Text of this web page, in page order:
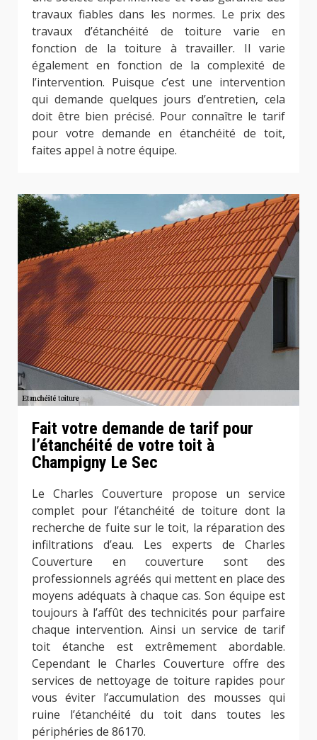
travaux fiables dans les normes. Le prix des
travaux d’étanchéité de toiture varie en
fonction de la toiture à travailler. Il varie
également en fonction de la complexité de
l’intervention. Puisque c’est une intervention
qui demande quelques jours d’entretien, cela
doit être bien précisé. Pour connaître le tarif
pour votre demande en étanchéité de toit,
faites appel à notre équipe.
Fait votre demande de tarif pour
l’étanchéité de votre toit à
Champigny Le Sec
Le Charles Couverture propose un service
complet pour l’étanchéité de toiture dont la
recherche de fuite sur le toit, la réparation des
infiltrations d’eau. Les experts de Charles
Couverture en couverture sont des
professionnels agréés qui mettent en place des
moyens adéquats à chaque cas. Son équipe est
toujours à l’affût des technicités pour parfaire
chaque intervention. Ainsi un service de tarif
toit étanche est extrêmement abordable.
Cependant le Charles Couverture offre des
services de nettoyage de toiture rapides pour
vous éviter l’accumulation des mousses qui
ruine l’étanchéité du toit dans toutes les
périphéries de 86170.